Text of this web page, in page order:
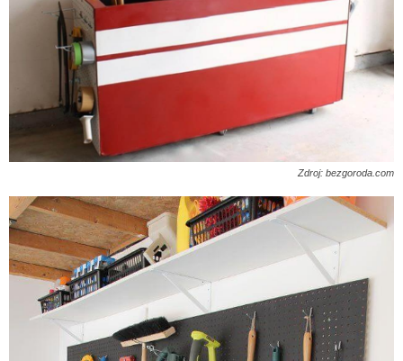
Zdroj: bezgoroda.com